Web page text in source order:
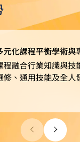
級文憑課程
，升
單元
。完成課程
，取得更高學歷。
元化課程平衡學術與
程融合行業知識與技
修、通用技能及全人